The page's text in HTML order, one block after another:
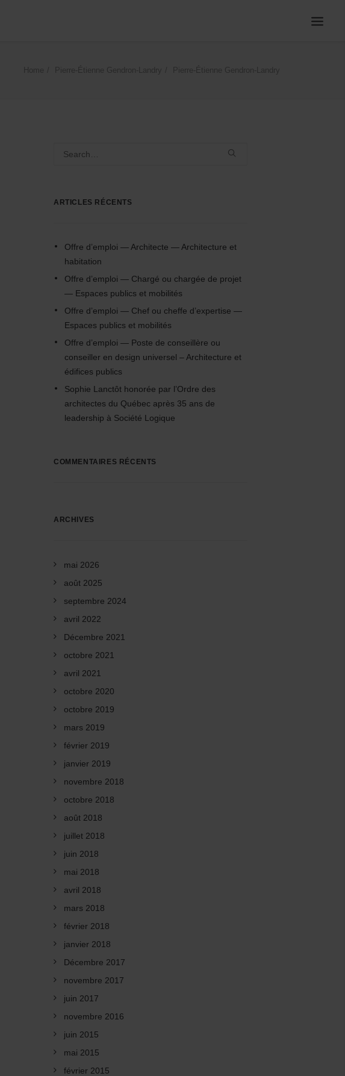
Home Pierre-Étienne Gendron-Landry Pierre-Étienne Gendron-Landry
ARTICLES RÉCENTS
Offre d’emploi — Architecte — Architecture et
habitation
Offre d’emploi — Chargé ou chargée de projet
— Espaces publics et mobilités
Offre d’emploi — Chef ou cheffe d’expertise —
Espaces publics et mobilités
Offre d’emploi — Poste de conseillère ou
conseiller en design universel – Architecture et
édifices publics
Sophie Lanctôt honorée par l’Ordre des
architectes du Québec après 35 ans de
leadership à Société Logique
COMMENTAIRES RÉCENTS
ARCHIVES
mai 2026
août 2025
septembre 2024
avril 2022
Décembre 2021
octobre 2021
avril 2021
octobre 2020
octobre 2019
mars 2019
février 2019
janvier 2019
novembre 2018
octobre 2018
août 2018
juillet 2018
juin 2018
mai 2018
avril 2018
mars 2018
février 2018
janvier 2018
Décembre 2017
novembre 2017
juin 2017
novembre 2016
juin 2015
mai 2015
février 2015